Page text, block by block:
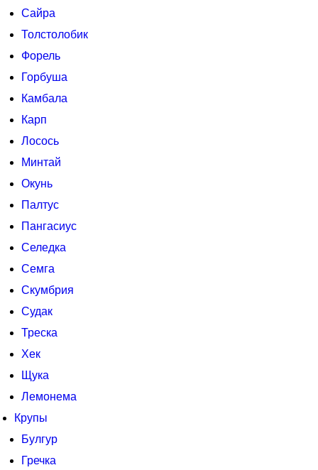
Сайра
Толстолобик
Форель
Горбуша
Камбала
Карп
Лосось
Минтай
Окунь
Палтус
Пангасиус
Селедка
Семга
Скумбрия
Судак
Треска
Хек
Щука
Лемонема
Крупы
Булгур
Гречка